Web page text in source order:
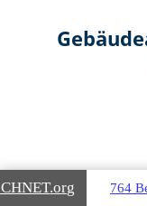
.org 764